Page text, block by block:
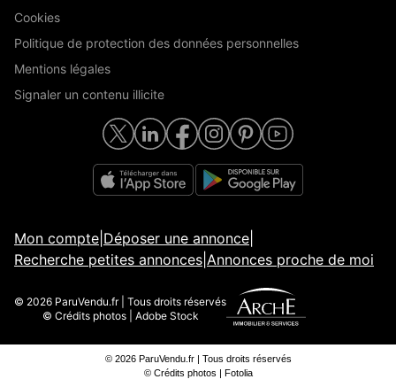
Cookies
Politique de protection des données personnelles
Mentions légales
Signaler un contenu illicite
Mon compte Déposer une annonce
Recherche petites annonces Annonces proche de moi
© 2026 ParuVendu.fr | Tous droits réservés
© Crédits photos | Adobe Stock
© 2026 ParuVendu.fr | Tous droits réservés
© Crédits photos | Fotolia